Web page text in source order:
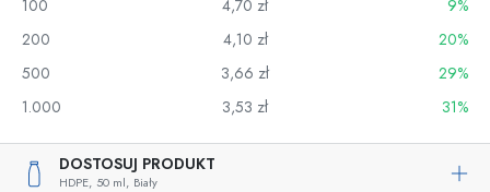
100
4,70 zł
9%
200
4,10 zł
20%
500
3,66 zł
29%
1.000
3,53 zł 31%
DOSTOSUJ PRODUKT
HDPE, 50 ml, Biały